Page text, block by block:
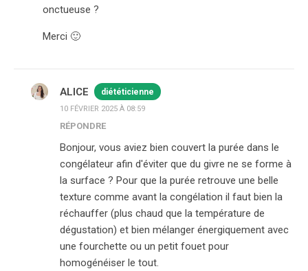
onctueuse ?
Merci 🙂
ALICE diététicienne
10 FÉVRIER 2025 À 08:59
RÉPONDRE
Bonjour, vous aviez bien couvert la purée dans le
congélateur afin d'éviter que du givre ne se forme à
la surface ? Pour que la purée retrouve une belle
texture comme avant la congélation il faut bien la
réchauffer (plus chaud que la température de
dégustation) et bien mélanger énergiquement avec
une fourchette ou un petit fouet pour
homogénéiser le tout.